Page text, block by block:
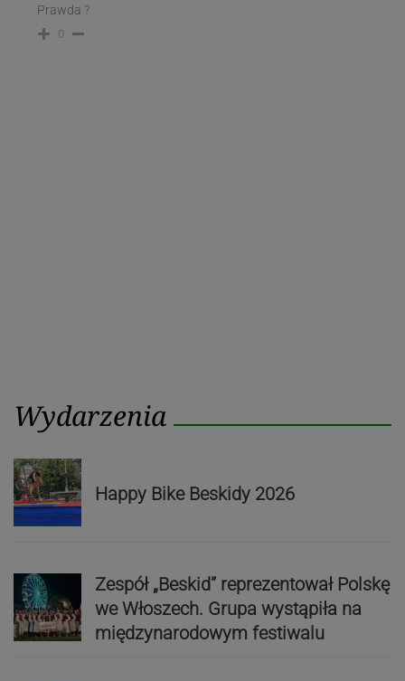
Prawda ?
0
Wydarzenia
Happy Bike Beskidy 2026
Zespół „Beskid” reprezentował Polskę
we Włoszech. Grupa wystąpiła na
międzynarodowym festiwalu